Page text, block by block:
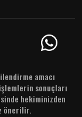
amacı
sonuçları
hekiminizden
önerilir.